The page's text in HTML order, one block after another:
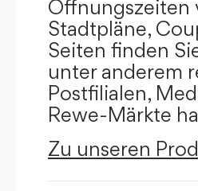
Öffnungszeiten
Stadtpläne,
Seiten finden
unter anderem
Postfilialen,
Rewe-Märkte
Zu unseren